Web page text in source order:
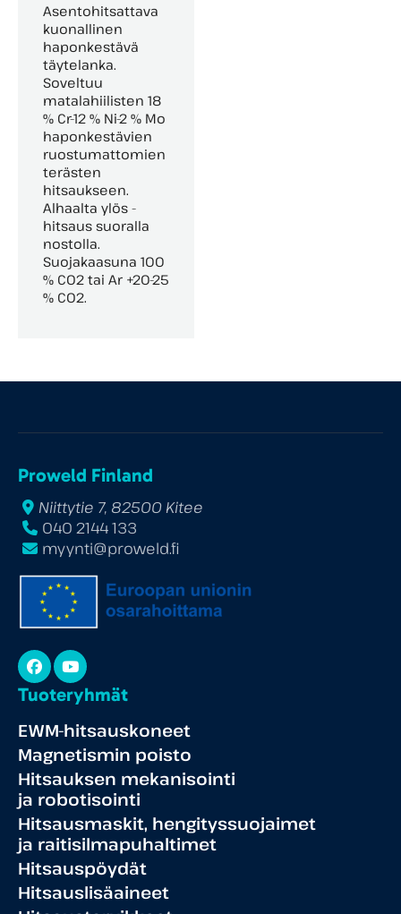
Asentohitsattava
kuonallinen
haponkestävä
täytelanka.
Soveltuu
matalahiilisten 18
% Cr-12 % Ni-2 % Mo
haponkestävien
ruostumattomien
terästen
hitsaukseen.
Alhaalta ylös -
hitsaus suoralla
nostolla.
Suojakaasuna 100
% CO2 tai Ar +20-25
% CO2.
Proweld Finland
Niittytie 7, 82500 Kitee
040 2144 133
myynti@proweld.fi
Facebook
YouTube
Tuoteryhmät
EWM-hitsauskoneet
Magnetismin poisto
Hitsauksen mekanisointi
ja robotisointi
Hitsausmaskit, hengityssuojaimet
ja raitisilmapuhaltimet
Hitsauspöydät
Hitsauslisäaineet